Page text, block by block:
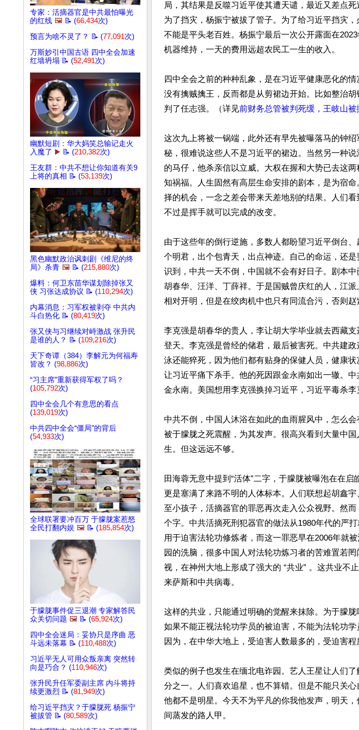
专家：活摘器官是中共最怕曝光
的红线 🖼️ 📝 (66,434次)
预言为啥不灵了？ 📝 (77,091次)
万斯妙引中国古语 四中全会加速
红墙坍塌 📝 (52,491次)
幽默短剧：华大妈笑总输记走火
入魔了 ▶️ 📝 (210,382次)
王友群：中共不想让你知道有关9
上将的真相 📝 (53,139次)
黑色幽默政治讽刺剧《维尼的终
局》杀青 🖼️ 📝 (215,880次)
爆料：何卫东苗华谋划除掉张又
侠 习张达成协议 📝 (110,294次)
内幕消息：习军权被剥夺 中共内
斗白热化 📝 (80,419次)
张又侠与习继续对峙激战 张升民
是谁的人？ 📝 (109,216次)
天下奇谭（384）李解元为何福寿
皆改？ (98,886次)
“习主席”重新获得军权了吗？
(105,792次)
四中全会几个有意思的看点
(139,019次)
中共四中全会“僵局”的背后
(54,933次)
全球联署要冲百万 于朦胧案惹怒
全民打翻内娱 🖼️ 📝 (185,854次)
于朦胧事件促三退潮 专家解答民
众关切问题 🖼️ 📝 (65,924次)
四中全会迷局：妥协只是序曲 恶
斗远未落幕 📝 (110,488次)
习近平无人可用众叛亲离 突然转
向是巧合？ (110,946次)
张升民升任军委副主席 内斗将持
续更激烈 📝 (81,949次)
给习近平挡灾？于朦胧死 杨振宁
被拔管 📝 (80,589次)
局，其结果是反噬习近平使其遭天谴，最近又差点死
为了挡灾，杨振宁被拔了管子。为了给习近平挡灾
不能是平头老百姓。杨振宁最后一次公开露面在
机器维持，一天的费用远超农民工一生的收入。
四中全会之前的种种乱象，是在习近平健康恶化的
没有擒贼擒王，反而都是从剪裙边开始。比如整治
判了任志强。（详见前财务总管被判死缓，王岐山被
这次九上将被一锅端，此外还有早先被曝落马的钟
秘，很难说这些人不是习近平的裙边。当然另一种
的马仔，他杀亲信以立威。大权在握和大势已去这
知祸福。人生固然有高层生命安排的剧本，是为宿
择的机会，一念之差会带来天差地别的结果。人们
不过是挥手就可以完成的改变。
由于这些年的倒行逆施，多数人都盼望习近平倒台
个明君，出个包青天，出点神迹。自己的命运，还
识到，中共一天不倒，中国就不会有好日子。剧本
胡春华、汪洋、丁薛祥。于是国贼曾庆红的人，江
相对开明，但是在绞肉机中也只有同流合污，否则赵
李克强是胡春华的贵人，李让胡大学毕业就去西藏
登天。李克强是曾经的储君，最后被害死。中共建
泳还能猝死，因为他们都有贴身的保健人员，健康
让习近平痛下杀手。他的死因跟金永南如出一辙。
金永南。美国想用李克强换掉习近平，习近平毒杀李
中共不倒，中国人沐浴在如此的血雨腥风中，怎么
被于朦胧之死震醒，为其发声。很高兴看到大量中
生。但这远远不够。
田海蓉无意中提到“活体”二字，于朦胧被曝泡在在
更是塞满了来路不明的人体标本。人们联想起胡鑫
至小孩子，活摘器官的罪恶再次走入公众视野。然
个字。中共活摘死刑犯器官的做法从1980年代的严
用于迫害法轮功修炼者，而这一罪恶早在2006年就
园的洗脑，很多中国人对法轮功炼习者的苦难置若
视，在神州大地上形成了强大的 “共业” 。这共业不
来萨斯和中共病毒。
这样的共业，只能通过明确的觉醒来抹除。为于朦
如果不能正视法轮功学员的被迫害，不能为法轮功学
因为，在中华大地上，受迫害人数最多的，受迫害程
类似的例子也发生在缅北电诈园。艺人王星让人们
分之一。人们喜欢追星，也不算错。但是不能只关
他都不是明星。今天不为平凡的你我他发声，明天
间蒸发的路人甲。